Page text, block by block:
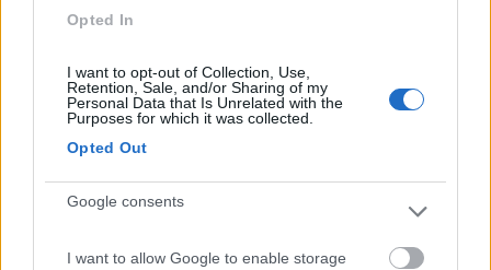
Opted In
I want to opt-out of Collection, Use,
Retention, Sale, and/or Sharing of my
Personal Data that Is Unrelated with the
Purposes for which it was collected.
Opted Out
Google consents
I want to allow Google to enable storage
Abbadia Lariana (LC) - 41.3km